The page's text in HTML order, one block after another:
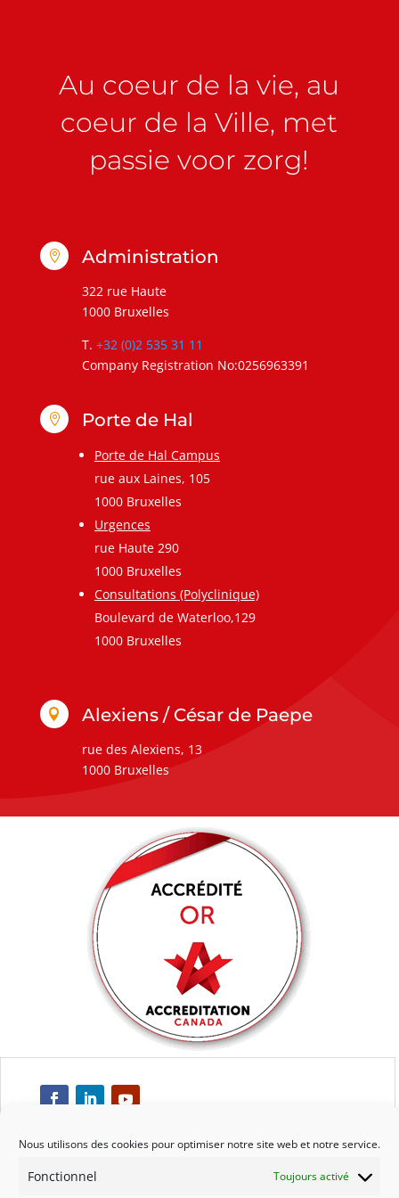
Nous utilisons des cookies pour optimiser notre site web et notre service.
Fonctionnel Toujours activé
Au coeur de la vie, au
coeur de la Ville, met
passie voor zorg!
 Administration
322 rue Haute
1000 Bruxelles
T. +32 (0)2 535 31 11
Company Registration No:0256963391
 Porte de Hal
Porte de Hal Campus
rue aux Laines, 105
1000 Bruxelles
Urgences
rue Haute 290
1000 Bruxelles
Consultations (Polyclinique)
Boulevard de Waterloo,129
1000 Bruxelles
 Alexiens / César de Paepe
rue des Alexiens, 13
1000 Bruxelles
Respect